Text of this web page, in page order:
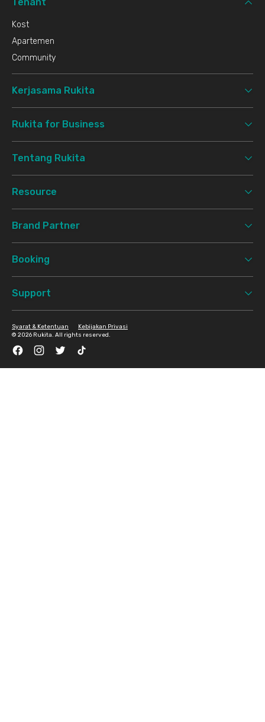
Kost
Apartemen
Community
Kerjasama Rukita
Rukita for Business
Tentang Rukita
Resource
Brand Partner
Booking
Support
© 2026 Rukita. All rights reserved.
Syarat & Ketentuan Kebijakan Privasi
FacebookInstagramTwitter TikTok